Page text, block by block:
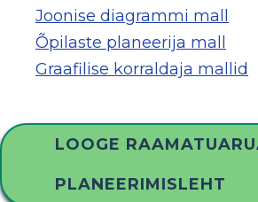
Joonise diagrammi mall
Õpilaste planeerija mall
Graafilise korraldaja mallid
LOOGE
PLANEERIMISLEHT